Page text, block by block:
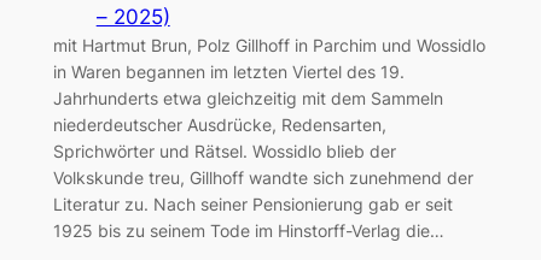
– 2025)
mit Hartmut Brun, Polz Gillhoff in Parchim und Wossidlo
in Waren begannen im letzten Viertel des 19.
Jahrhunderts etwa gleichzeitig mit dem Sammeln
niederdeutscher Ausdrücke, Redensarten,
Sprichwörter und Rätsel. Wossidlo blieb der
Volkskunde treu, Gillhoff wandte sich zunehmend der
Literatur zu. Nach seiner Pensionierung gab er seit
1925 bis zu seinem Tode im Hinstorff-Verlag die…